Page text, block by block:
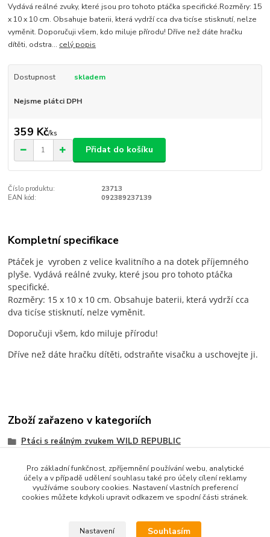
Vydává reálné zvuky, které jsou pro tohoto ptáčka specifické.Rozměry: 15
x 10 x 10 cm. Obsahuje baterii, která vydrží cca dva ticíse stisknutí, nelze
vyměnit. Doporučuji všem, kdo miluje přírodu! Dříve než dáte hračku
dítěti, odstra... celý popis
Dostupnost skladem
Nejsme plátci DPH
359 Kč/ks
Přidat do košíku
Číslo produktu:
23713
EAN kód:
092389237139
Kompletní specifikace
Ptáček je vyroben z velice kvalitního a na dotek příjemného
plyše. Vydává reálné zvuky, které jsou pro tohoto ptáčka
specifické.
Rozměry: 15 x 10 x 10 cm. Obsahuje baterii, která vydrží cca
dva ticíse stisknutí, nelze vyměnit.
Doporučuji všem, kdo miluje přírodu!
Dříve než dáte hračku dítěti, odstraňte visačku a uschovejte ji.
Zboží zařazeno v kategoriích
Ptáci s reálným zvukem WILD REPUBLIC
Pro základní funkčnost, zpříjemnění používání webu, analytické
účely a v případě udělení souhlasu také pro účely cílení reklamy
využíváme soubory cookies. Nastavení vlastních preferencí
cookies můžete kdykoli upravit odkazem ve spodní části stránek.
Nastavení Souhlasím